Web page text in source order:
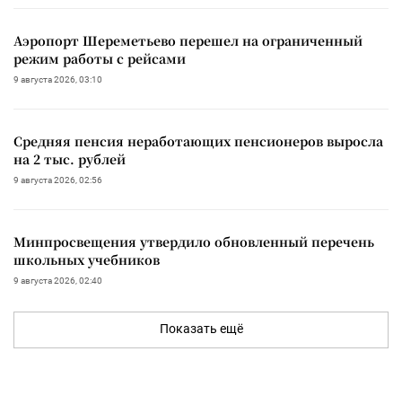
Аэропорт Шереметьево перешел на ограниченный
режим работы с рейсами
9 августа 2026, 03:10
Средняя пенсия неработающих пенсионеров выросла
на 2 тыс. рублей
9 августа 2026, 02:56
Минпросвещения утвердило обновленный перечень
школьных учебников
9 августа 2026, 02:40
Показать ещё